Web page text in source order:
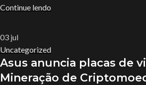
Continue lendo
03 jul
Uncategorized
Asus anuncia placas de
Mineração de